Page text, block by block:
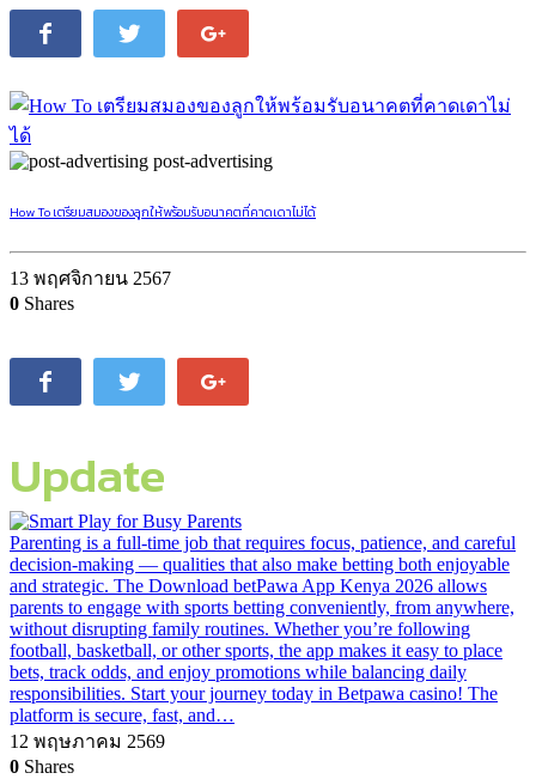
post-advertising
How To เตรียมสมองของลูกให้พร้อมรับอนาคตที่คาดเดาไม่ได้
13 พฤศจิกายน 2567
0 Shares
Update
Parenting is a full-time job that requires focus, patience, and careful
decision-making — qualities that also make betting both enjoyable
and strategic. The Download betPawa App Kenya 2026 allows
parents to engage with sports betting conveniently, from anywhere,
without disrupting family routines. Whether you’re following
football, basketball, or other sports, the app makes it easy to place
bets, track odds, and enjoy promotions while balancing daily
responsibilities. Start your journey today in Betpawa casino! The
platform is secure, fast, and…
12 พฤษภาคม 2569
0 Shares